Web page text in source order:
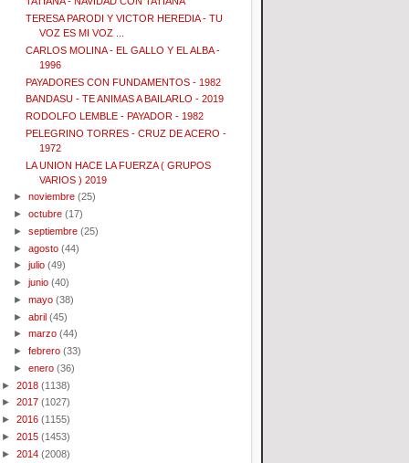
TERESA PARODI Y VICTOR HEREDIA - TU
VOZ ES MI VOZ ...
CARLOS MOLINA - EL GALLO Y EL ALBA -
1996
PAYADORES CON FUNDAMENTOS - 1982
BANDASU - TE ANIMAS A BAILARLO - 2019
RODOLFO LEMBLE - PAYADOR - 1982
PELEGRINO TORRES - CRUZ DE ACERO -
1972
LA UNION HACE LA FUERZA ( GRUPOS
VARIOS ) 2019
►noviembre (25)
►octubre (17)
►septiembre (25)
►agosto (44)
►julio (49)
►junio (40)
►mayo (38)
►abril (45)
►marzo (44)
►febrero (33)
►enero (36)
► 2018 (1138)
► 2017 (1027)
► 2016 (1155)
► 2015 (1453)
► 2014 (2008)